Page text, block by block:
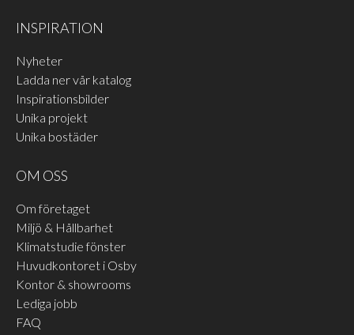
INSPIRATION
Nyheter
Ladda ner vår katalog
Inspirationsbilder
Unika projekt
Unika bostäder
OM OSS
Om företaget
Miljö & Hållbarhet
Klimatstudie fönster
Huvudkontoret i Osby
Kontor & showrooms
Lediga jobb
FAQ